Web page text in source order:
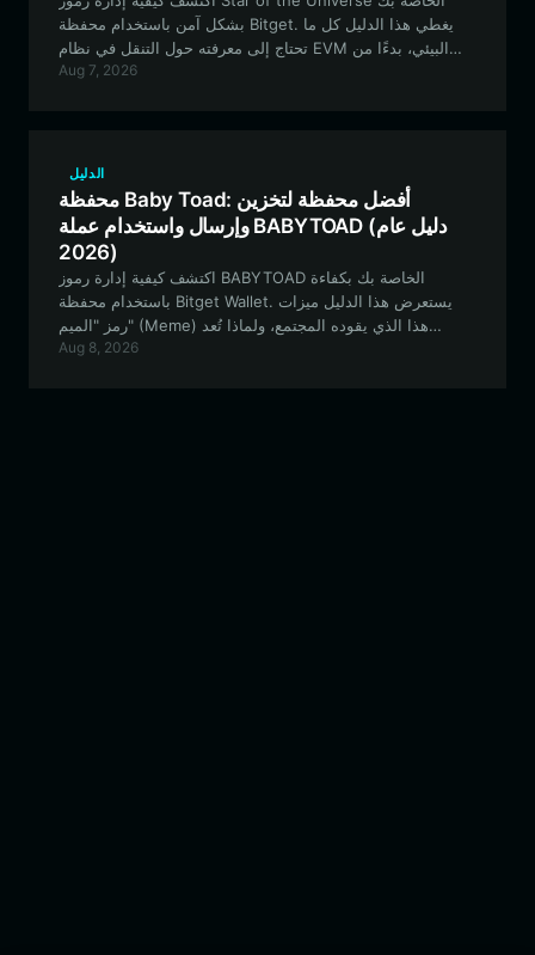
بشكل آمن باستخدام محفظة Bitget. يغطي هذا الدليل كل ما
تحتاج إلى معرفته حول التنقل في نظام EVM البيئي، بدءًا من
إعداد محفظتك وحتى التعامل مع الأصول التجريبية التي يقودها
Aug 7, 2026
الدليل
محفظة Baby Toad: أفضل محفظة لتخزين
وإرسال واستخدام عملة BABYTOAD (دليل عام
2026)
اكتشف كيفية إدارة رموز BABYTOAD الخاصة بك بكفاءة
باستخدام محفظة Bitget Wallet. يستعرض هذا الدليل ميزات
رمز "الميم" (Meme) هذا الذي يقوده المجتمع، ولماذا تُعد
المحفظة الآمنة وغير الوصائية ضرورية لأصولك القائمة على شبكة
Aug 8, 2026